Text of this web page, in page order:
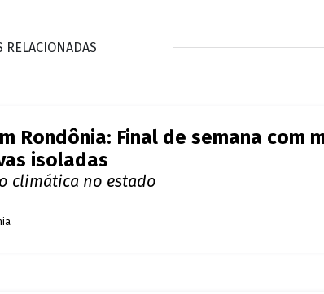
RELACIONADAS
Rondônia: Final de semana com
isoladas
climática no estado